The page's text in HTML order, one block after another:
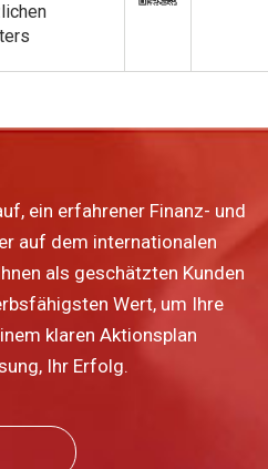
ein erfahrener Finanz- und
auf dem internationalen
als geschätzten Kunden
Wert, um Ihre
klaren Aktionsplan
Ihr Erfolg.